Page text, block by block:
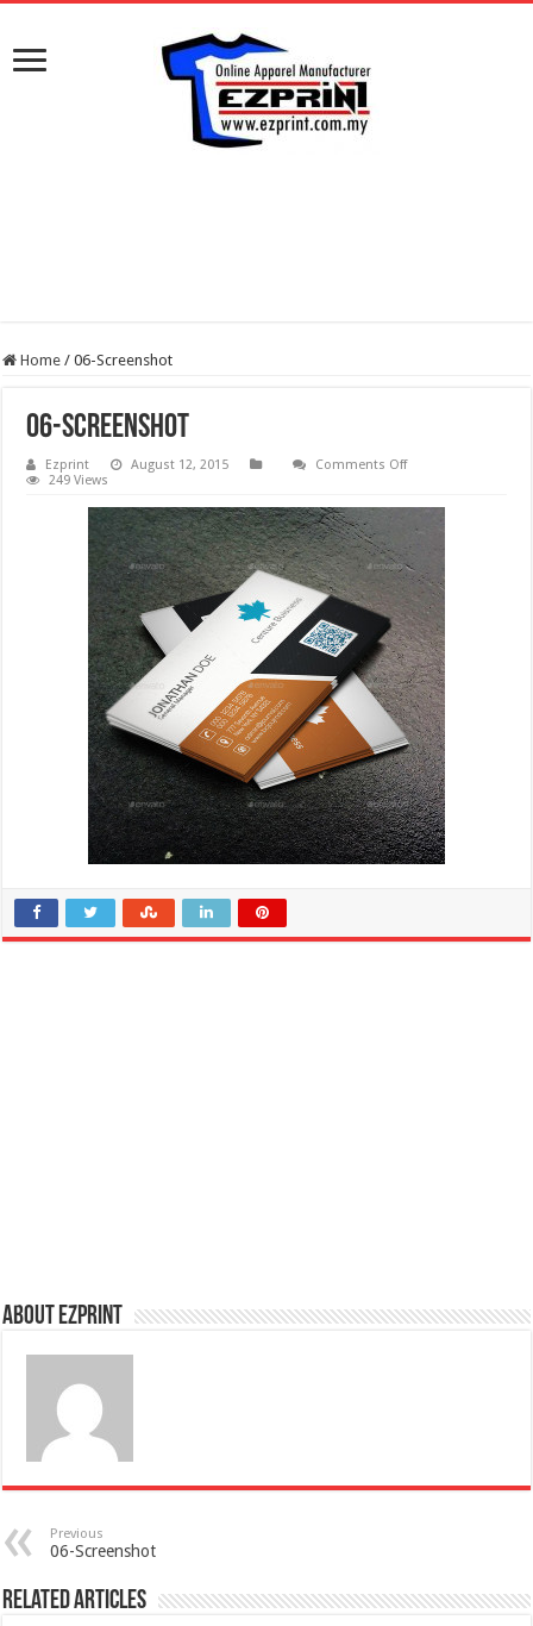
Home / 06-Screenshot
06-Screenshot
Ezprint August 12, 2015 Comments Offon
249 Views
About Ezprint
Previous
06-Screenshot
Related Articles